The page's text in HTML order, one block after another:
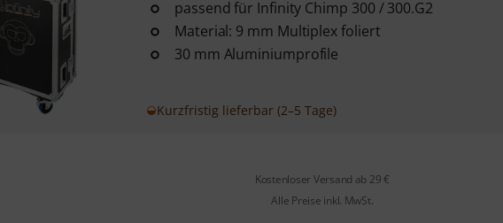
passend für Infinity Chimp 300 / 300.G2
Material: 9 mm Multiplex foliert
30 mm Aluminiumprofile
Kurzfristig lieferbar (2–5 Tage)
Kostenloser Versand ab 29 €
Alle Preise inkl. MwSt.